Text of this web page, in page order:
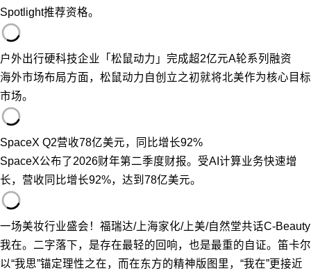
Spotlight推荐资格。
户外出行硬科技企业「松鼠动力」完成超2亿元A轮系列融资
海外市场布局方面，松鼠动力自创立之初就将北美作为核心目标
市场。
SpaceX Q2营收78亿美元，同比增长92%
SpaceX公布了2026财年第二季度财报。受AI计算业务快速增
长，营收同比增长92%，达到78亿美元。
一场美妆行业盛会！福瑞达/上海家化/上美/自然堂共话C-Beauty
我在。二字落下，是存在最轻的回响，也是最重的自证。笛卡尔
以“我思”锚定理性之在，而在东方的精神版图里，“我在”更接近